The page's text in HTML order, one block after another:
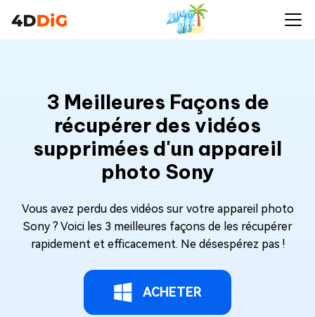
3 Meilleures Façons de
récupérer des vidéos
supprimées d'un appareil
photo Sony
Vous avez perdu des vidéos sur votre appareil photo
Sony ? Voici les 3 meilleures façons de les récupérer
rapidement et efficacement. Ne désespérez pas !
ACHETER